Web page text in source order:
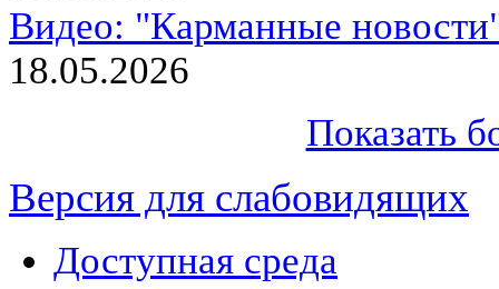
Видео: "Карманные
18.05.2026
Показать
Версия для слабовидящих
Доступная среда